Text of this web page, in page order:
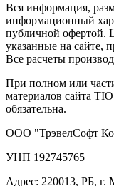
Вся информация,
информационный
публичной офертой.
указанные на сайте,
Все расчеты
При полном или
материалов сайта
обязательна.
ООО "ТрэвелСофт
УНП 192745765
Адрес: 220013, РБ, г.